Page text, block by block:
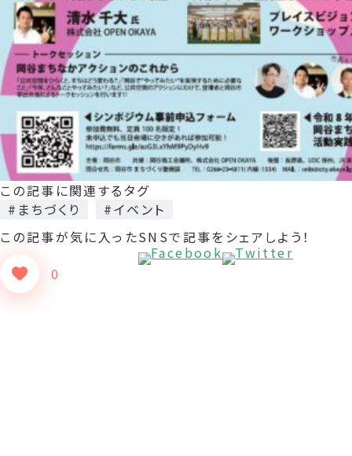
この記事に関連するタグ
#まちづくり
#イベント
この記事が気に入った
0
SNSで記事をシェアしよう！